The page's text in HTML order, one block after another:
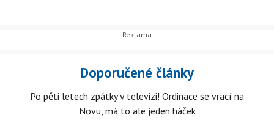
Doporučené články
Po pěti letech zpátky v televizi! Ordinace se vrací na
Novu, má to ale jeden háček